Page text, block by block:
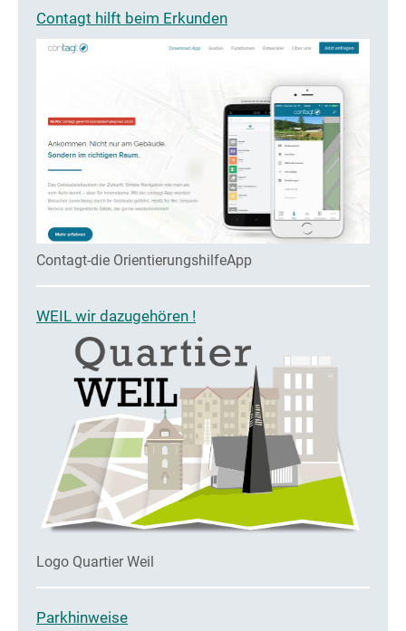
Contagt hilft beim Erkunden
Contagt-die OrientierungshilfeApp
WEIL wir dazugehören !
Logo Quartier Weil
Parkhinweise